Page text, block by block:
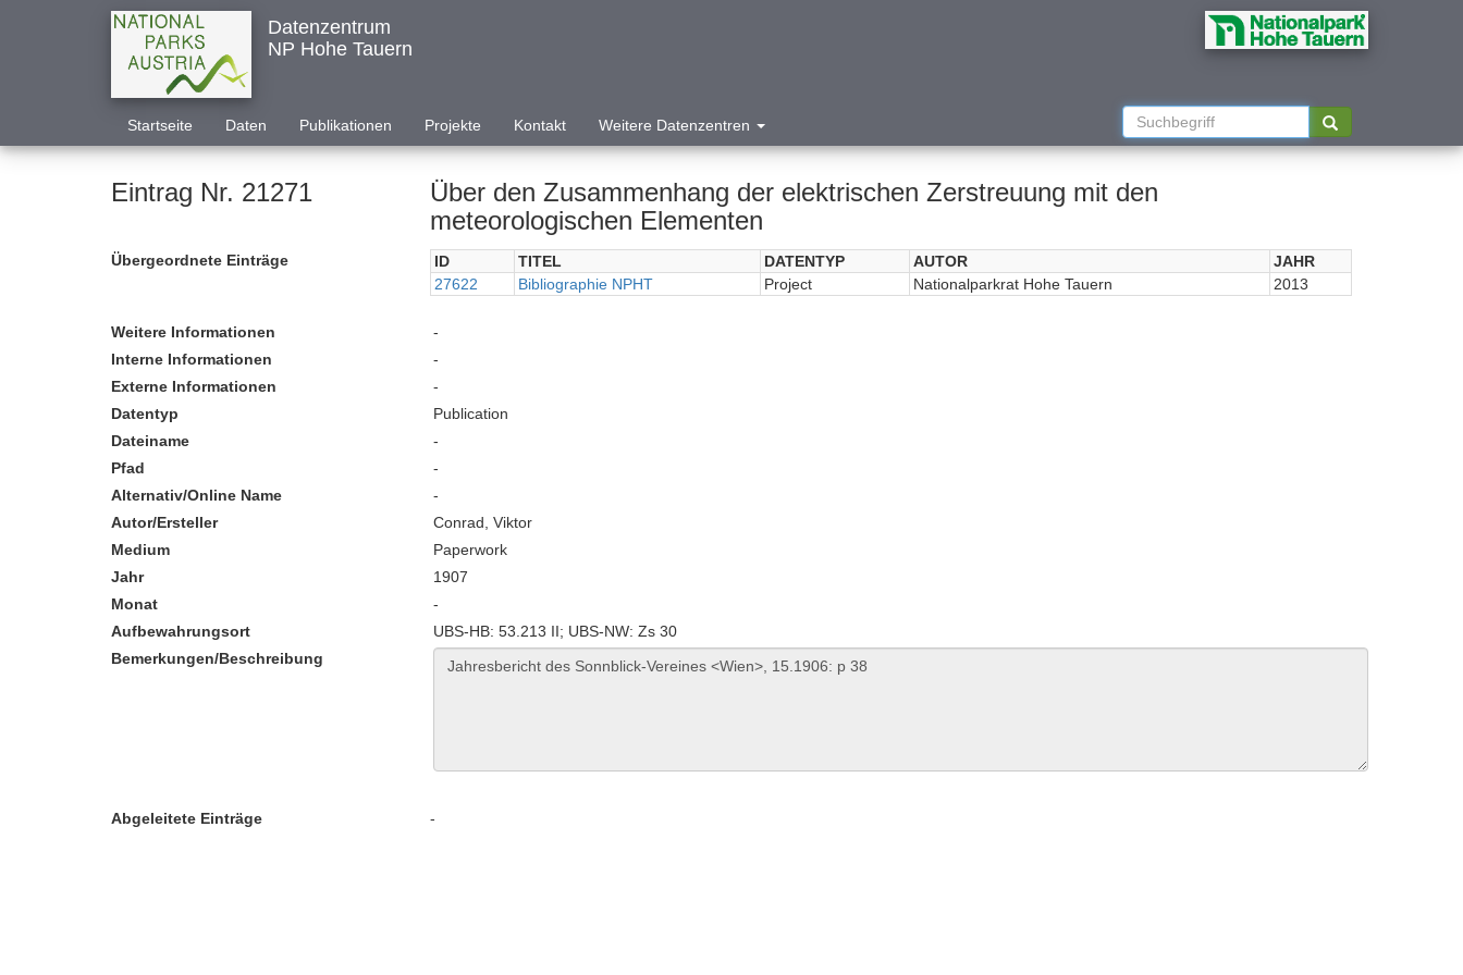
Datenzentrum
NP Hohe Tauern
Startseite Daten Publikationen Projekte Kontakt Weitere Datenzentren
Eintrag Nr. 21271
Über den Zusammenhang der elektrischen Zerstreuung mit den
meteorologischen Elementen
Übergeordnete Einträge ID TITEL DATENTYP AUTOR
JAHR
27622
Bibliographie NPHT Project Nationalparkrat Hohe Tauern 2013
Weitere Informationen
-
Interne Informationen
-
Externe Informationen
-
Datentyp
Publication
Dateiname
-
Pfad
-
Alternativ/Online Name
-
Autor/Ersteller
Conrad, Viktor
Medium
Paperwork
Jahr
1907
Monat
-
Aufbewahrungsort
UBS-HB: 53.213 II; UBS-NW: Zs 30
Bemerkungen/Beschreibung
Abgeleitete Einträge -